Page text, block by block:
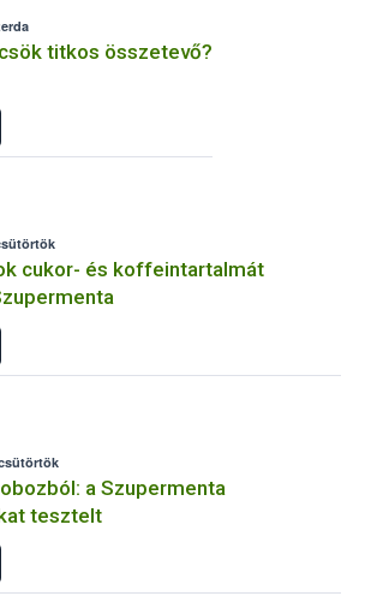
titkos összetevő?
cukor- és koffeintartalmát
a Szupermenta
tesztelt